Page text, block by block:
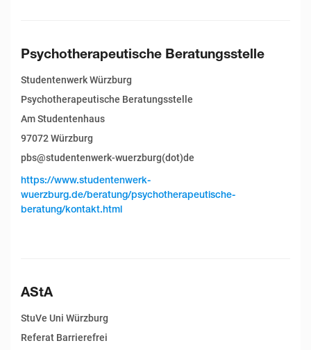
Psychotherapeutische Beratungsstelle
Studentenwerk Würzburg
Psychotherapeutische Beratungsstelle
Am Studentenhaus
97072 Würzburg
pbs@studentenwerk-wuerzburg(dot)de
https://www.studentenwerk-
wuerzburg.de/beratung/psychotherapeutische-
beratung/kontakt.html
AStA
StuVe Uni Würzburg
Referat Barrierefrei